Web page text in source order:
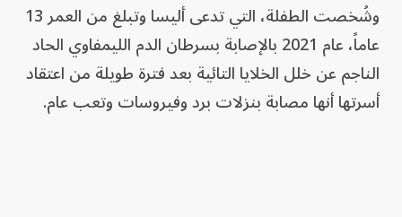
وشُخصت الطفلة، التي تدعى أليسا وتبلغ من العمر 13
عاماً، عام 2021 بالإصابة بسرطان الدم الليمفاوي الحاد
الناجم عن خلل الخلايا التائية بعد فترة طويلة من اعتقاد
أسرتها أنها مصابة بنزلات برد وفيروسات وتعب عام.